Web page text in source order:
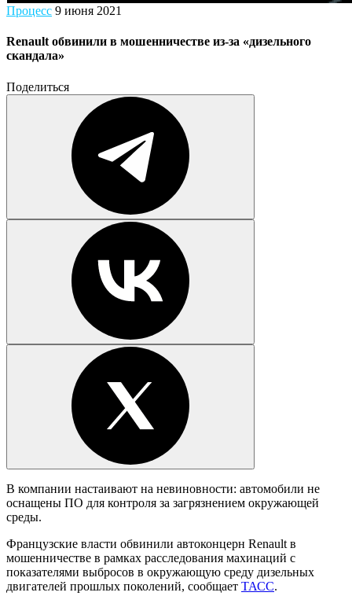
Процесс 9 июня 2021
Renault обвинили в мошенничестве из-за «дизельного
скандала»
Поделиться
В компании настаивают на невиновности: автомобили не
оснащены ПО для контроля за загрязнением окружающей
среды.
Французские власти обвинили автоконцерн Renault в
мошенничестве в рамках расследования махинаций с
показателями выбросов в окружающую среду дизельных
двигателей прошлых поколений, сообщает ТАСС.